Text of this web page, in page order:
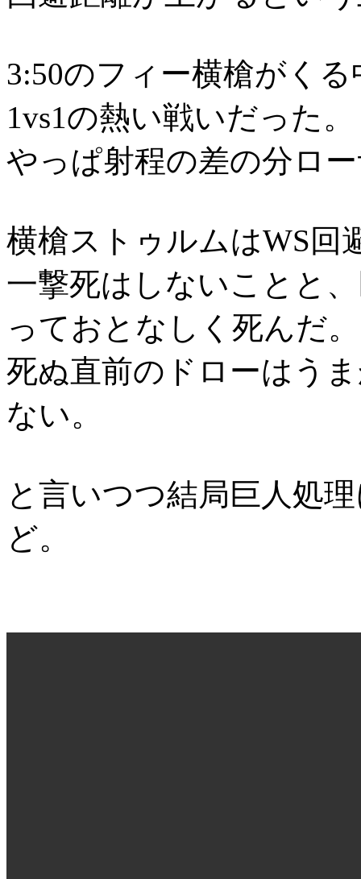
3:50のフィー横槍がく
1vs1の熱い戦いだった。
やっぱ射程の差の分ロ
横槍ストゥルムはWS回
一撃死はしないことと
っておとなしく死んだ。
死ぬ直前のドローはう
ない。
と言いつつ結局巨人処
ど。